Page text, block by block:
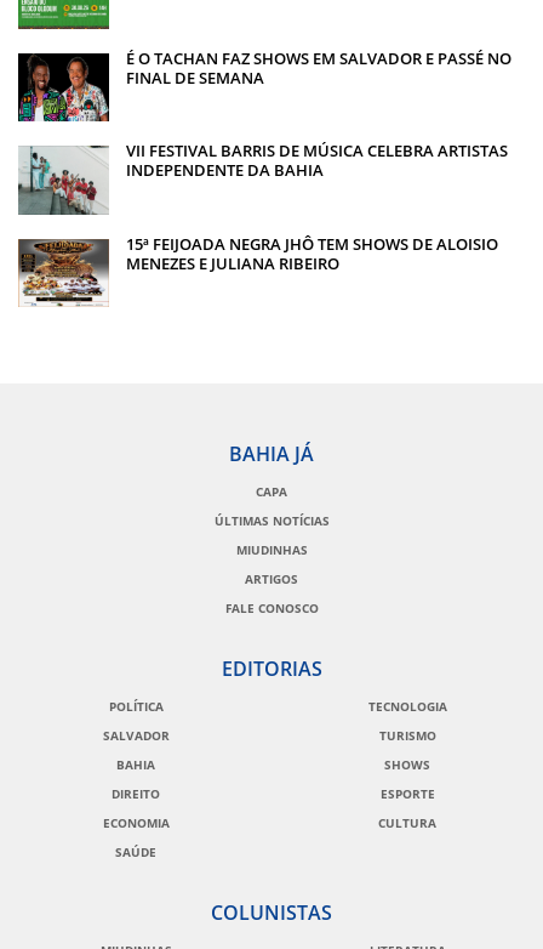
É O TACHAN FAZ SHOWS EM SALVADOR E PASSÉ NO
FINAL DE SEMANA
VII FESTIVAL BARRIS DE MÚSICA CELEBRA ARTISTAS
INDEPENDENTE DA BAHIA
15ª FEIJOADA NEGRA JHÔ TEM SHOWS DE ALOISIO
MENEZES E JULIANA RIBEIRO
BAHIA JÁ
CAPA
ÚLTIMAS NOTÍCIAS
MIUDINHAS
ARTIGOS
FALE CONOSCO
EDITORIAS
POLÍTICA
SALVADOR
BAHIA
DIREITO
ECONOMIA
SAÚDE
TECNOLOGIA
TURISMO
SHOWS
ESPORTE
CULTURA
COLUNISTAS